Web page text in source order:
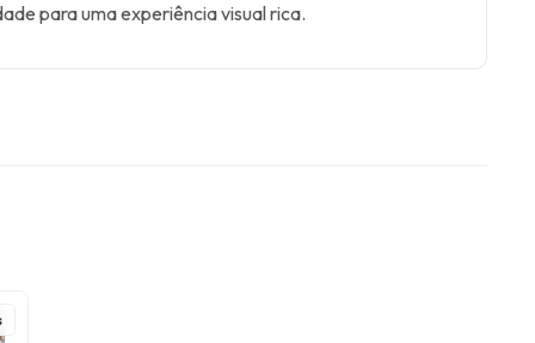
para uma experiência visual rica.